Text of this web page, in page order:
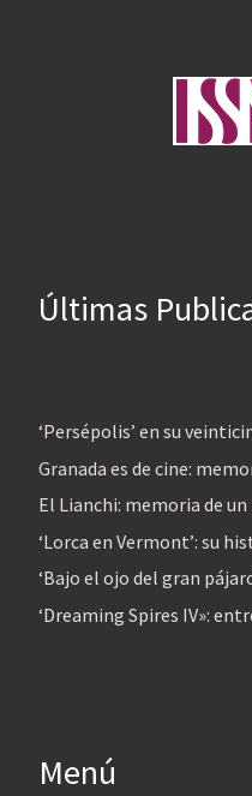
Últimas
‘Persépolis’ en su
Granada es de cine:
El Lianchi: memoria de
‘Lorca en Vermont’: su
‘Bajo el ojo del gran
‘Dreaming Spires IV»:
Menú